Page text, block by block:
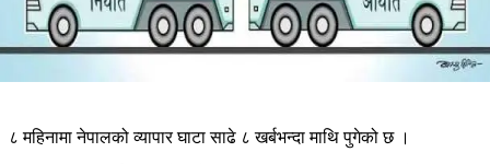
८ महिनामा नेपालको व्यापार घाटा साढे ८ खर्बभन्दा माथि पुगेको छ ।